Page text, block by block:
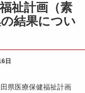
祉計画（素
結果につい
日
県医療保健福祉計画